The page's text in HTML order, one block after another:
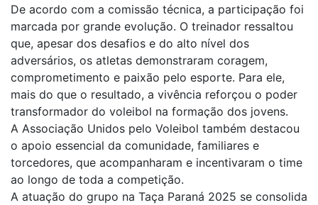
De acordo com a comissão técnica, a participação foi
marcada por grande evolução. O treinador ressaltou
que, apesar dos desafios e do alto nível dos
adversários, os atletas demonstraram coragem,
comprometimento e paixão pelo esporte. Para ele,
mais do que o resultado, a vivência reforçou o poder
transformador do voleibol na formação dos jovens.
A Associação Unidos pelo Voleibol também destacou
o apoio essencial da comunidade, familiares e
torcedores, que acompanharam e incentivaram o time
ao longo de toda a competição.
A atuação do grupo na Taça Paraná 2025 se consolida